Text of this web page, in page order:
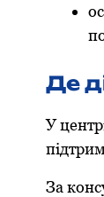
Де
У
За